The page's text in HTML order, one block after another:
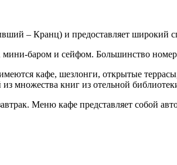
– Кранц) и предоставляет широкий
баром и сейфом. Большинство
кафе, шезлонги, открытые
множества книг из отельной
Меню кафе представляет собой